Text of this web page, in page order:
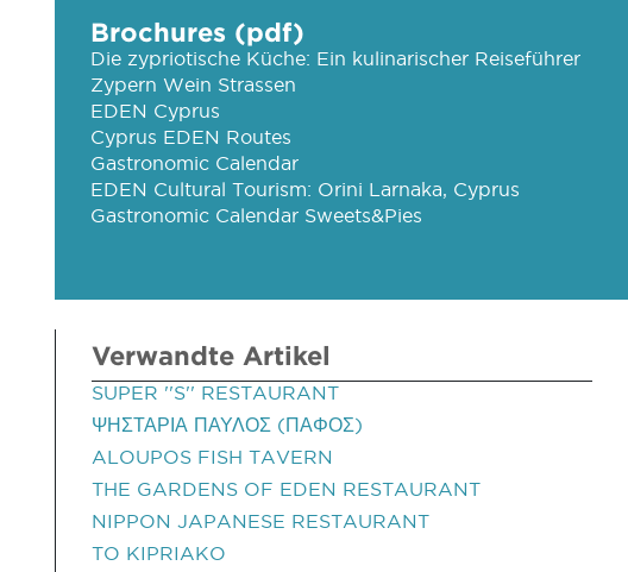
Brochures (pdf)
Die zypriotische Küche: Ein kulinarischer Reiseführer
Zypern Wein Strassen
EDEN Cyprus
Cyprus EDEN Routes
Gastronomic Calendar
EDEN Cultural Tourism: Orini Larnaka, Cyprus
Gastronomic Calendar Sweets&Pies
Verwandte Artikel
SUPER ''S'' RESTAURANT
ΨΗΣΤΑΡΙΑ ΠΑΥΛΟΣ (ΠΑΦΟΣ)
ALOUPOS FISH TAVERN
THE GARDENS OF EDEN RESTAURANT
NIPPON JAPANESE RESTAURANT
TO KIPRIAKO